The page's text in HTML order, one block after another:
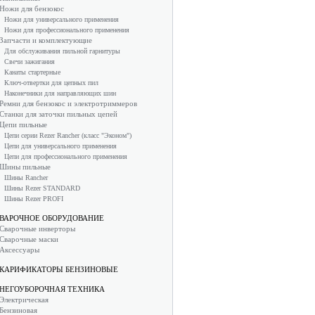
Ножи для бензокос
Ножи для универсального применения
Ножи для профессионального применения
Запчасти и комплектующие
Для обслуживания пильной гарнитуры
Свечи зажигания
Канаты стартерные
Ключ-отвертки для цепных пил
Наконечники для направляющих шин
Ремни для бензокос и электротриммеров
Станки для заточки пильных цепей
Цепи пильные
Цепи серии Rezer Rancher (класс "Эконом")
Цепи для универсального применения
Цепи для профессионального применения
Шины пильные
Шины Rancher
Шины Rezer STANDARD
Шины Rezer PROFI
ОБОРУДОВАНИЕ
Сварочные инверторы
Сварочные маски
Аксессуары
БЕНЗИНОВЫЕ
ТЕХНИКА
Электрическая
Бензиновая